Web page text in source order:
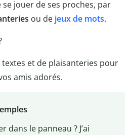
se jouer de ses proches, par
ou de jeux de mots.
et de plaisanteries pour
amis adorés.
dans le panneau ? J’ai